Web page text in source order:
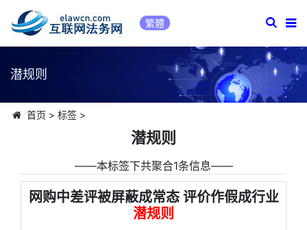
繁體
潜规则
首页 > 标签>
潜规则
――本标签下共聚合1条信息――
网购中差评被屏蔽成常态 评价作假成行业
潜规则